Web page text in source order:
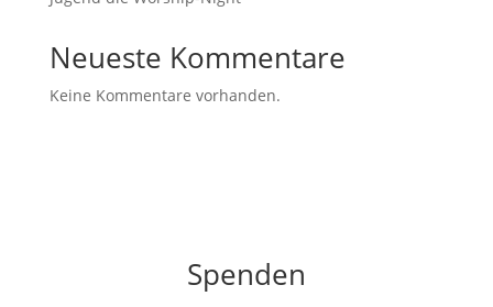
Neueste Kommentare
Keine Kommentare vorhanden.
Spenden